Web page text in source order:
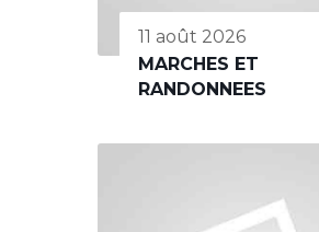
11 août 2026
MARCHES ET
RANDONNEES